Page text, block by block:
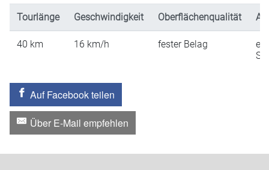
Tourlänge Geschwindigkeit Oberflächenqualität
40 km 16 km/h fester Belag
Auf Facebook teilen
Über E-Mail empfehlen